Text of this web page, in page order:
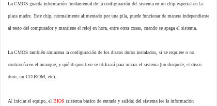
La CMOS guarda información fundamental de la configuración del sistema en un chip especial en la
placa madre. Este chip, normalmente alimentado por una pila, puede funcionar de manera independiente
al resto del computador y mantiene el reloj en hora, entre otras cosas, cuando se apaga el sistema.
La CMOS también almacena la configuración de los discos duros instalados, si se requiere o no
contraseña en el arranque, y qué dispositivo se utilizará para iniciar el sistema (un disquete, el disco
duro, un CD-ROM, etc).
Al iniciar el equipo, el BIOS (sistema básico de entrada y salida) del sistema lee la información